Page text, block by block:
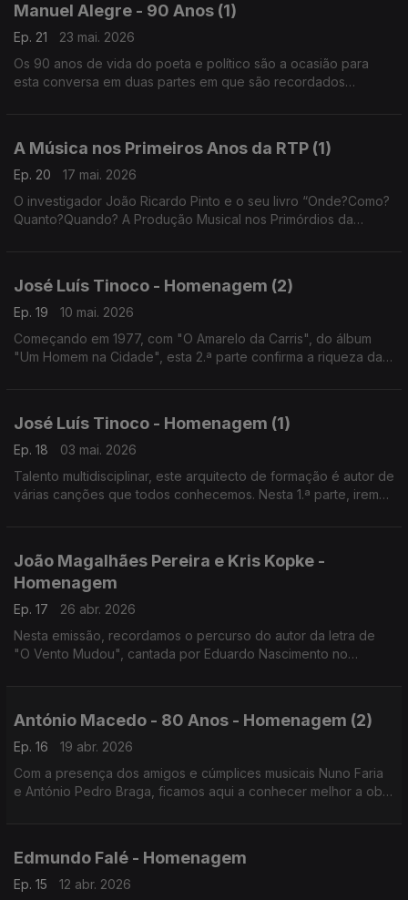
Manuel Alegre - 90 Anos (1)
Ep. 21
23 mai. 2026
Os 90 anos de vida do poeta e político são a ocasião para
esta conversa em duas partes em que são recordados
A Música nos Primeiros Anos da RTP (1)
Ep. 20
17 mai. 2026
O investigador João Ricardo Pinto e o seu livro “Onde?Como?
Quanto?Quando? A Produção Musical nos Primórdios da
José Luís Tinoco - Homenagem (2)
Ep. 19
10 mai. 2026
Começando em 1977, com "O Amarelo da Carris", do álbum
"Um Homem na Cidade", esta 2.ª parte confirma a riqueza da
José Luís Tinoco - Homenagem (1)
Ep. 18
03 mai. 2026
Talento multidisciplinar, este arquitecto de formação é autor de
várias canções que todos conhecemos. Nesta 1.ª parte, iremos
João Magalhães Pereira e Kris Kopke -
Homenagem
Ep. 17
26 abr. 2026
Nesta emissão, recordamos o percurso do autor da letra de
"O Vento Mudou", cantada por Eduardo Nascimento no
António Macedo - 80 Anos - Homenagem (2)
Ep. 16
19 abr. 2026
Com a presença dos amigos e cúmplices musicais Nuno Faria
e António Pedro Braga, ficamos aqui a conhecer melhor a obra
Edmundo Falé - Homenagem
Ep. 15 12 abr. 2026